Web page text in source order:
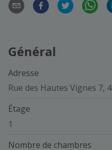
Général
Adresse
Rue des Hautes Vignes 7,
Étage
1
Nombre de chambres